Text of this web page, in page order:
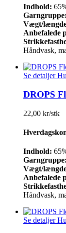
Indhold:
Garngruppe:
Vægt/
Anbefalede
Håndvask,
Se detaljer
DROPS
22,00 kr/stk
Indhold:
Garngruppe:
Vægt/
Anbefalede
Håndvask,
Se detaljer